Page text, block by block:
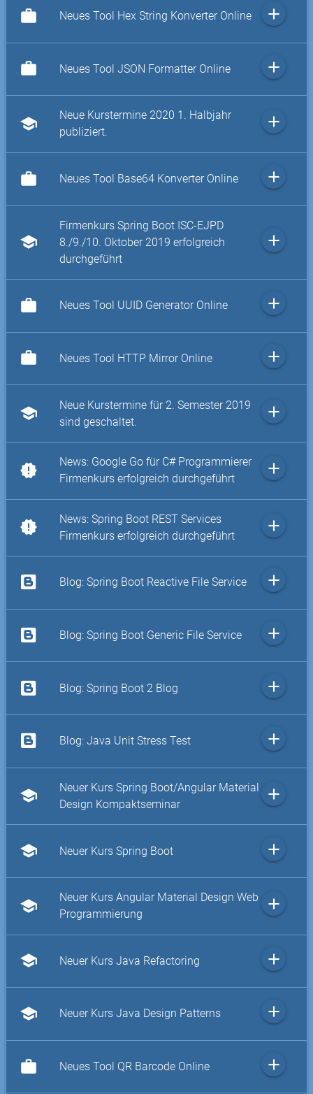
work Neues Tool Hex String Konverter Online add
work Neues Tool JSON Formatter Online add
school
Neue Kurstermine 2020 1. Halbjahr
publiziert.
add
work Neues Tool Base64 Konverter Online add
school
Firmenkurs Spring Boot ISC-EJPD
8./9./10. Oktober 2019 erfolgreich
durchgeführt
add
work Neues Tool UUID Generator Online add
work Neues Tool HTTP Mirror Online add
school
Neue Kurstermine für 2. Semester 2019
sind geschaltet.
add
new_releases
News: Google Go für C# Programmierer
Firmenkurs erfolgreich durchgeführt
add
new_releases
News: Spring Boot REST Services
Firmenkurs erfolgreich durchgeführt
add
Blog: Spring Boot Reactive File Service add
Blog: Spring Boot Generic File Service add
Blog: Spring Boot 2 Blog add
Blog: Java Unit Stress Test add
school
Neuer Kurs Spring Boot/Angular Material
Design Kompaktseminar
add
school Neuer Kurs Spring Boot add
school
Neuer Kurs Angular Material Design Web
Programmierung
add
school Neuer Kurs Java Refactoring add
school Neuer Kurs Java Design Patterns add
work Neues Tool QR Barcode Online add